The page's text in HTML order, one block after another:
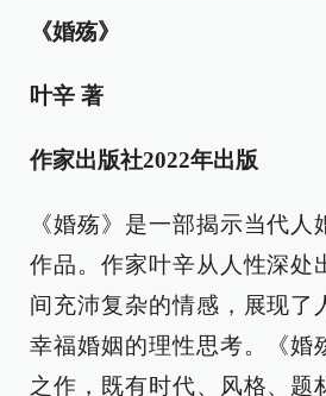
《婚殇》
叶辛 著
作家出版社2022年出版
《婚殇》是一部揭示当代
作品。作家叶辛从人性深处
间充沛复杂的情感，展现了
幸福婚姻的理性思考。《婚
之作，既有时代、风格、题